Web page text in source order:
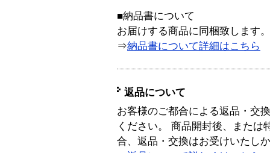
■納品書について
お届けする商品に同梱致します。
⇒納品書について詳細はこちら
返品について
お客様のご都合による返品・交
ください。 商品開封後、または
合、返品・交換はお受けいたし